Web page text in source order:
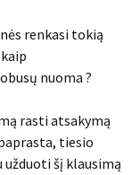
renkasi tokią
nuoma ?
rasti atsakymą
tiesio
užduoti šį klausimą